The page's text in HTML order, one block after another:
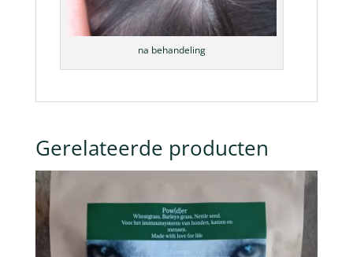
na behandeling
Gerelateerde producten